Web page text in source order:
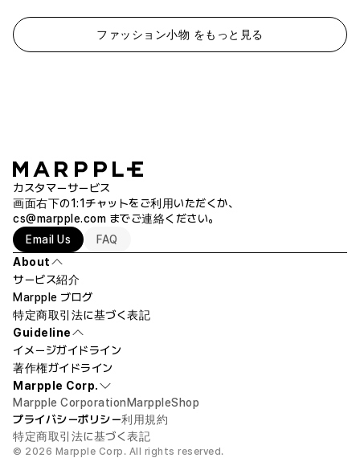
ファッション小物 をもっと見る
カスタマーサービス
画面右下の1:1チャットをご利用いただくか、
cs@marpple.com までご連絡ください。
Email Us
FAQ
About
サービス紹介
Marpple ブログ
特定商取引法に基づく表記
Guideline
イメージガイドライン
著作権ガイドライン
Marpple Corp.
Marpple Corporation MarppleShop
プライバシーポリシー利用規約
特定商取引法に基づく表記
© 2026 Marpple Corp. All rights reserved.